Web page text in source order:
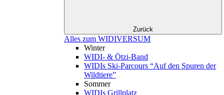
Zurück
Alles zum WIDIVERSUM
Winter
WIDI- & Ötzi-Band
WIDIs Ski-Parcours “Auf den Spuren der
Wildtiere”
Sommer
WIDIs Grillplatz